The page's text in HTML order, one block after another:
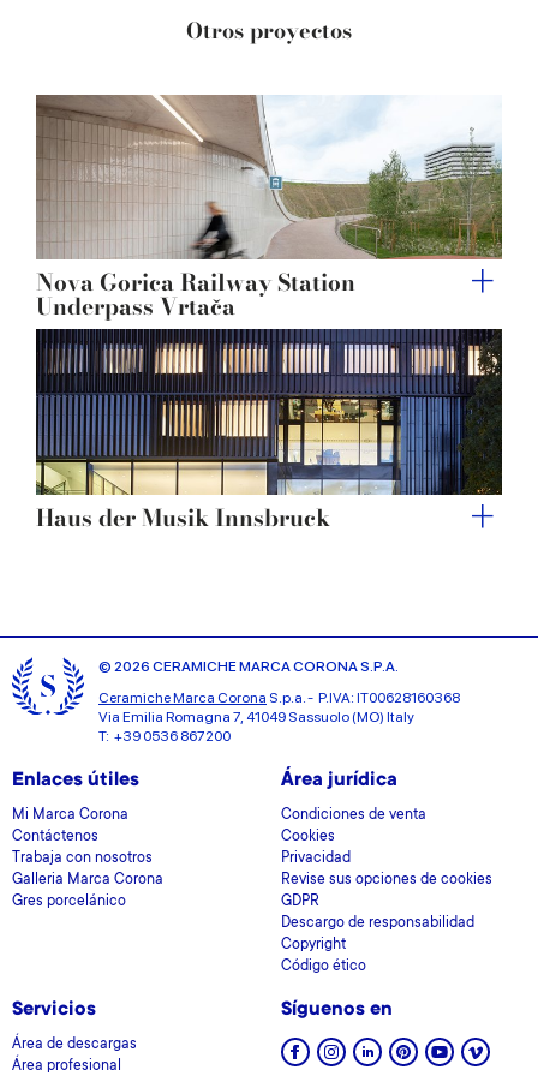
provided to them or that they’ve collected from your use
Otros proyectos
Nova Gorica Railway Station
Underpass Vrtača
Haus der Musik Innsbruck
© 2026 CERAMICHE MARCA CORONA S.P.A.
Ceramiche Marca Corona S.p.a. - P.IVA: IT00628160368
Via Emilia Romagna 7, 41049 Sassuolo (MO) Italy
T: +39 0536 867200
Enlaces útiles
Mi Marca Corona
Contáctenos
Trabaja con nosotros
Galleria Marca Corona
Gres porcelánico
Área jurídica
Condiciones de venta
Cookies
Privacidad
Revise sus opciones de cookies
GDPR
Descargo de responsabilidad
Copyright
Código ético
Servicios
Área de descargas
Área profesional
Síguenos en